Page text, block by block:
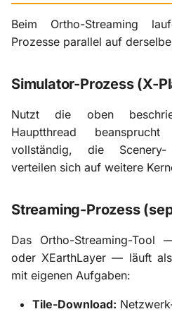
Beim Ortho-Streaming
Prozesse parallel auf
Simulator-Prozess (X-
Nutzt die oben
Hauptthread
vollständig, die Scenery-
verteilen sich auf weitere
Streaming-Prozess
Das Ortho-Streaming-Tool
oder XEarthLayer — läuft
mit eigenen Aufgaben:
Tile-Download: